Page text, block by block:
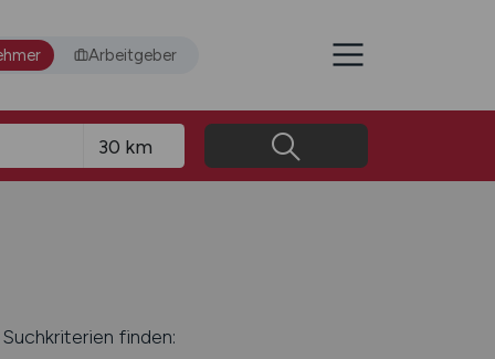
Arbeitgeber
finden: